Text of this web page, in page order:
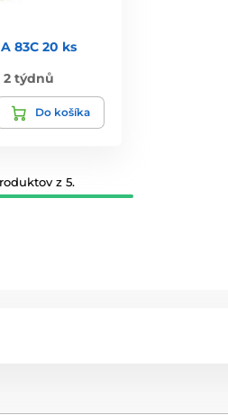
83C 20 ks
2 týdnů
Do košíka
z 5.